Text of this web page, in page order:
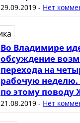
29.09.2019- Нет
Во Владимире
обсуждение
перехода на
рабочую неделю.
по этому поводу
21.08.2019- Нет